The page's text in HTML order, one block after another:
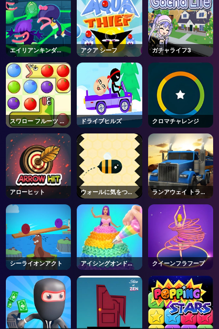
AD
エイリアンキンダー
ガーテン
アクア シーフ ガチャライフ3
スワロー フルーツ ゲ
ーム
ドライブヒルズ クロマチャレンジ
アローヒット
ウォールに気をつけ
て
ランアウェイ トラッ
ク
シーライオンアクト
アイシングオンドー
ルケーキ
クイーンフラフープ